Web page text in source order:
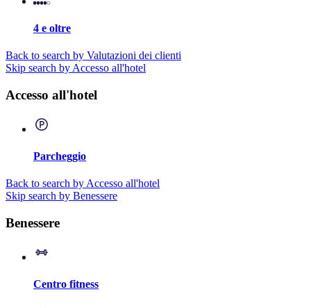
4 e oltre
Back to search by Valutazioni dei clienti
Skip search by Accesso all'hotel
Accesso all'hotel
Parcheggio
Back to search by Accesso all'hotel
Skip search by Benessere
Benessere
Centro fitness